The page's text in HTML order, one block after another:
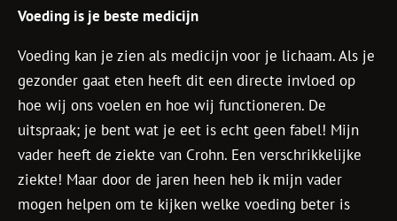
Voeding is je beste medicijn
Voeding kan je zien als medicijn voor je lichaam. Als je
gezonder gaat eten heeft dit een directe invloed op
hoe wij ons voelen en hoe wij functioneren. De
uitspraak; je bent wat je eet is echt geen fabel! Mijn
vader heeft de ziekte van Crohn. Een verschrikkelijke
ziekte! Maar door de jaren heen heb ik mijn vader
mogen helpen om te kijken welke voeding beter is